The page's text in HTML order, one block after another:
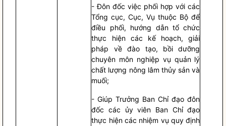
- Đôn đốc việc phối hợp với các
Tổng cục, Cục, Vụ thuộc Bộ để
điều phối, hướng dẫn tổ chức
thực hiện các kế hoạch, giải
pháp về đào tạo, bồi dưỡng
chuyên môn nghiệp vụ quản lý
chất lượng nông lâm thủy sản và
muối;
- Giúp Trưởng BanChỉ đạo đôn
đốc các ủy viên Ban Chỉ đạo
thực hiện các nhiệm vụ quy định